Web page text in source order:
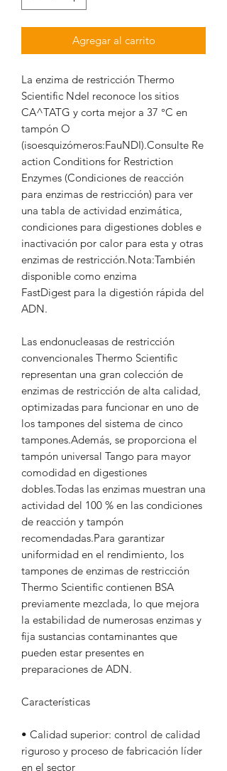
Agregar al carrito
La enzima de restricción Thermo
Scientific NdeI reconoce los sitios
CA^TATG y corta mejor a 37 °C en
tampón O
(isoesquizómeros:FauNDI).Consulte Re
action Conditions for Restriction
Enzymes (Condiciones de reacción
para enzimas de restricción) para ver
una tabla de actividad enzimática,
condiciones para digestiones dobles e
inactivación por calor para esta y otras
enzimas de restricción.Nota:También
disponible como enzima
FastDigest para la digestión rápida del
ADN.
Las endonucleasas de restricción
convencionales Thermo Scientific
representan una gran colección de
enzimas de restricción de alta calidad,
optimizadas para funcionar en uno de
los tampones del sistema de cinco
tampones.Además, se proporciona el
tampón universal Tango para mayor
comodidad en digestiones
dobles.Todas las enzimas muestran una
actividad del 100 % en las condiciones
de reacción y tampón
recomendadas.Para garantizar
uniformidad en el rendimiento, los
tampones de enzimas de restricción
Thermo Scientific contienen BSA
previamente mezclada, lo que mejora
la estabilidad de numerosas enzimas y
fija sustancias contaminantes que
pueden estar presentes en
preparaciones de ADN.
Características
• Calidad superior: control de calidad
riguroso y proceso de fabricación líder
en el sector